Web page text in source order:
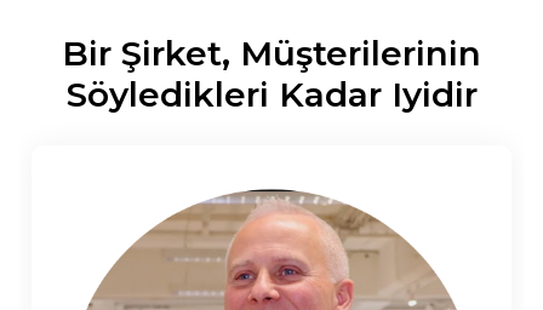
Bir Şirket, Müşterilerinin
Söyledikleri Kadar Iyidir